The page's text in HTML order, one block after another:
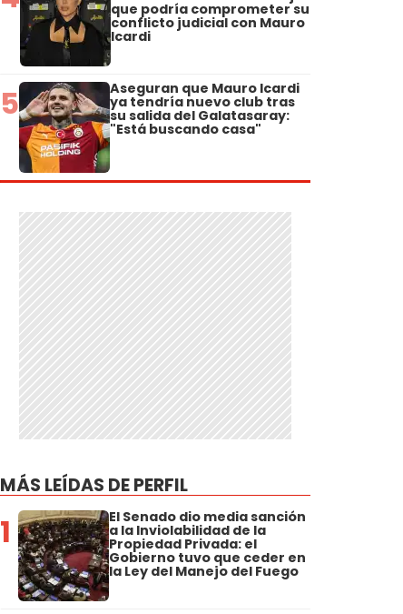
que podría comprometer su
conflicto judicial con Mauro
Icardi
5 Aseguran que Mauro Icardi
ya tendría nuevo club tras
su salida del Galatasaray:
"Está buscando casa"
MÁS LEÍDAS DE PERFIL
1 El Senado dio media sanción
a la Inviolabilidad de la
Propiedad Privada: el
Gobierno tuvo que ceder en
la Ley del Manejo del Fuego